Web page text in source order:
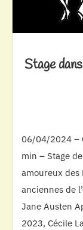
Stage
06/04/2024 –
min – Stage
amoureux des
anciennes de
Jane Austen
2023, Cécile